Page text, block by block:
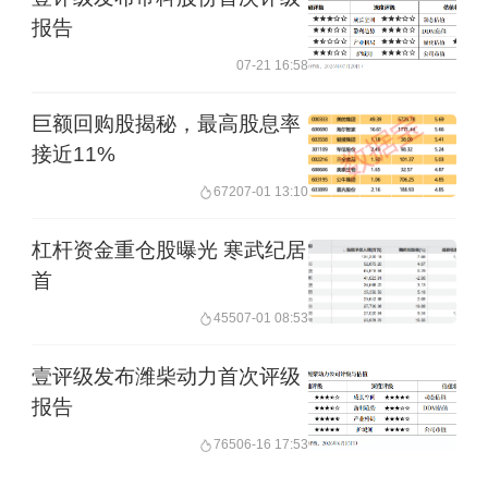
报告
07-21 16:58
巨额回购股揭秘，最高股息率
接近11%
67207-01 13:10
杠杆资金重仓股曝光 寒武纪居
首
45507-01 08:53
壹评级发布潍柴动力首次评级
报告
76506-16 17:53